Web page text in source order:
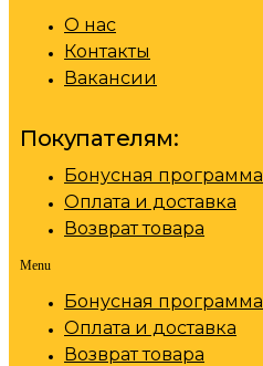
О нас
Контакты
Вакансии
Покупателям:
Бонусная программа
Оплата и доставка
Возврат товара
Menu
Бонусная программа
Оплата и доставка
Возврат товара